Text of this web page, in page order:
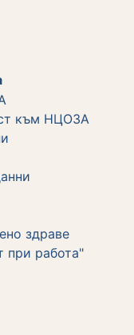
към НЦОЗА
здраве
при работа"